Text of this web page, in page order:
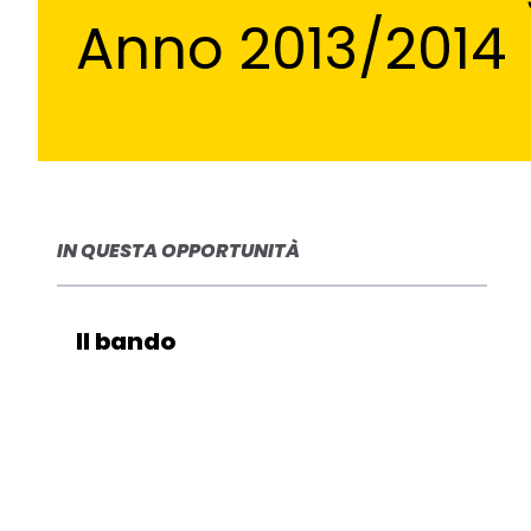
Anno 2013/2014
IN QUESTA OPPORTUNITÀ
Il bando